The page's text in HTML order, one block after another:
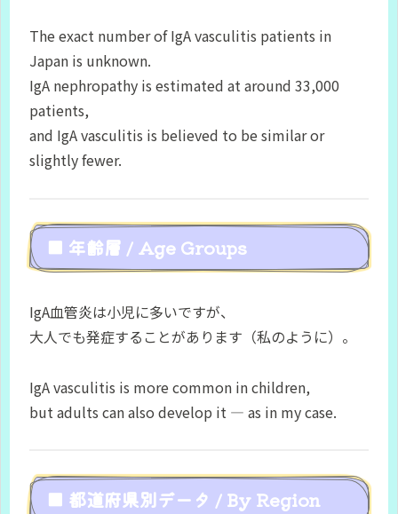
The exact number of IgA vasculitis patients in
Japan is unknown.
IgA nephropathy is estimated at around 33,000
patients,
and IgA vasculitis is believed to be similar or
slightly fewer.
■ 年齢層 / Age Groups
IgA血管炎は小児に多いですが、
大人でも発症することがあります（私のように）。
IgA vasculitis is more common in children,
but adults can also develop it — as in my case.
■ 都道府県別データ / By Region